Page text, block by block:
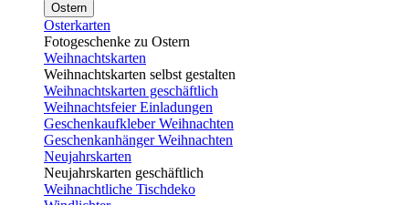
Ostern
Osterkarten
Fotogeschenke zu Ostern
Weihnachtskarten
Weihnachtskarten selbst gestalten
Weihnachtskarten geschäftlich
Weihnachtsfeier Einladungen
Geschenkaufkleber Weihnachten
Geschenkanhänger Weihnachten
Neujahrskarten
Neujahrskarten geschäftlich
Weihnachtliche Tischdeko